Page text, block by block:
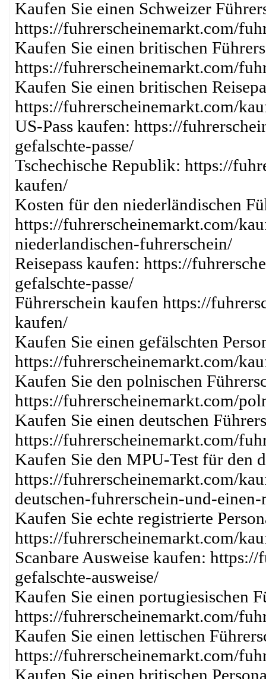
Kaufen Sie einen Schweizer
https://fuhrerscheinemarkt.com/
Kaufen Sie einen britischen
https://fuhrerscheinemarkt.com/
Kaufen Sie einen britischen
https://fuhrerscheinemarkt.com/
US-Pass kaufen: https://
gefalschte-passe/
Tschechische Republik: https://
kaufen/
Kosten für den niederländischen
https://fuhrerscheinemarkt.com/
niederlandischen-fuhrerschein/
Reisepass kaufen: https://
gefalschte-passe/
Führerschein kaufen https://
kaufen/
Kaufen Sie einen gefälschten
https://fuhrerscheinemarkt.com/
Kaufen Sie den polnischen
https://fuhrerscheinemarkt.com/
Kaufen Sie einen deutschen
https://fuhrerscheinemarkt.com/
Kaufen Sie den MPU-Test für den
https://fuhrerscheinemarkt.com/
deutschen-fuhrerschein-und-einen-
Kaufen Sie echte registrierte
https://fuhrerscheinemarkt.com/
Scanbare Ausweise kaufen:
gefalschte-ausweise/
Kaufen Sie einen portugiesischen
https://fuhrerscheinemarkt.com/
Kaufen Sie einen lettischen
https://fuhrerscheinemarkt.com/
Kaufen Sie einen britischen